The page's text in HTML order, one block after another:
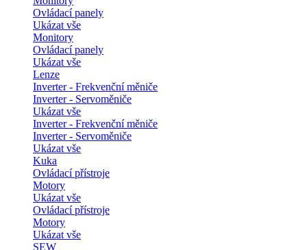
Ovládací panely
Ukázat vše
Monitory
Ovládací panely
Ukázat vše
Lenze
Inverter - Frekvenční měniče
Inverter - Servoměniče
Ukázat vše
Inverter - Frekvenční měniče
Inverter - Servoměniče
Ukázat vše
Kuka
Ovládací přístroje
Motory
Ukázat vše
Ovládací přístroje
Motory
Ukázat vše
SEW